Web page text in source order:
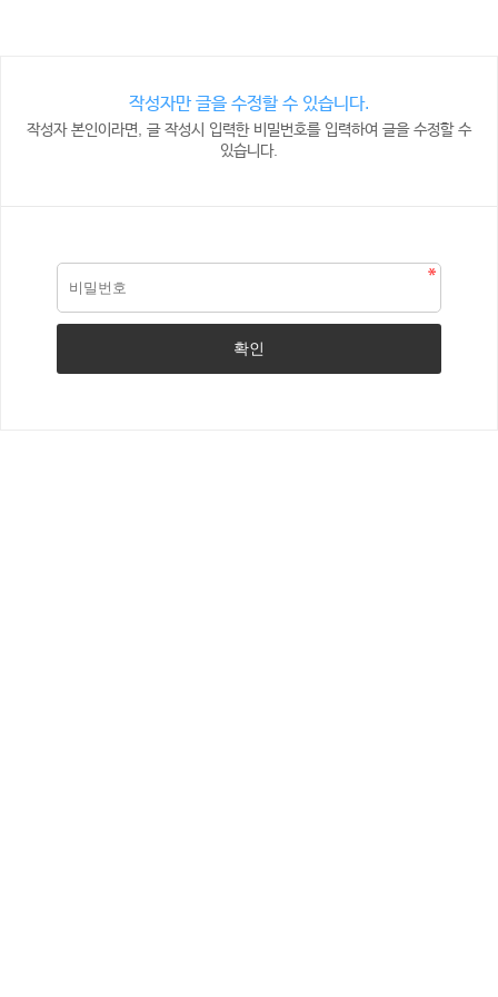
작성자만 글을 수정할 수 있습니다.
작성자 본인이라면, 글 작성시 입력한 비밀번호를 입력하여 글을 수정할 수
있습니다.